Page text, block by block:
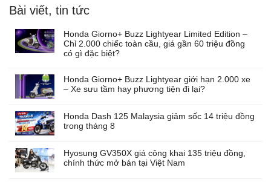
Bài viết, tin tức
Honda Giorno+ Buzz Lightyear Limited Edition –
Chỉ 2.000 chiếc toàn cầu, giá gần 60 triệu đồng
có gì đặc biệt?
Honda Giorno+ Buzz Lightyear giới hạn 2.000 xe
– Xe sưu tầm hay phương tiện đi lại?
Honda Dash 125 Malaysia giảm sốc 14 triệu đồng
trong tháng 8
Hyosung GV350X giá công khai 135 triệu đồng,
chính thức mở bán tại Việt Nam